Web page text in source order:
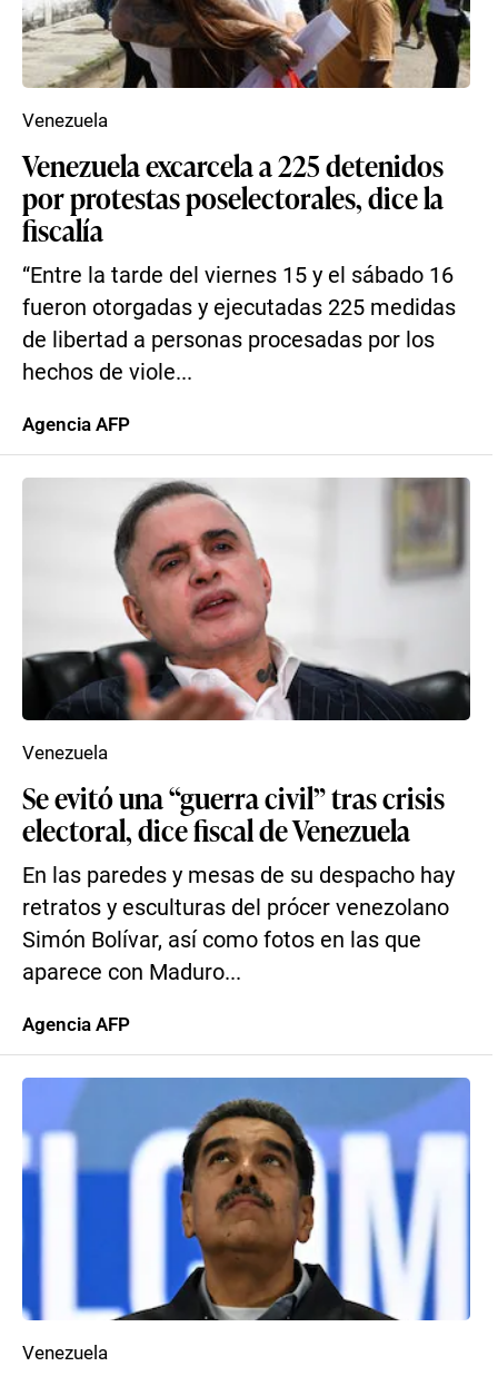
Venezuela excarcela a 225 detenidos
por protestas poselectorales, dice la
fiscalía
“Entre la tarde del viernes 15 y el sábado 16
fueron otorgadas y ejecutadas 225 medidas
de libertad a personas procesadas por los
hechos de viole...
Venezuela
Agencia AFP
Se evitó una “guerra civil” tras crisis
electoral, dice fiscal de Venezuela
En las paredes y mesas de su despacho hay
retratos y esculturas del prócer venezolano
Simón Bolívar, así como fotos en las que
aparece con Maduro...
Venezuela
Agencia AFP
Venezuela